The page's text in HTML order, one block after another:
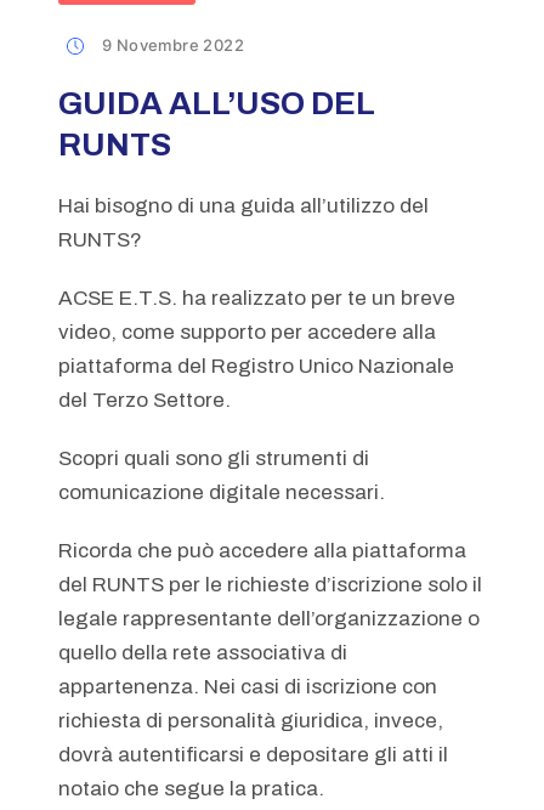
9 Novembre 2022
GUIDA ALL’USO DEL
RUNTS
Hai bisogno di una guida all’utilizzo del
RUNTS?
ACSE E.T.S. ha realizzato per te un breve
video, come supporto per accedere alla
piattaforma del Registro Unico Nazionale
del Terzo Settore.
Scopri quali sono gli strumenti di
comunicazione digitale necessari.
Ricorda che può accedere alla piattaforma
del RUNTS per le richieste d’iscrizione solo il
legale rappresentante dell’organizzazione o
quello della rete associativa di
appartenenza. Nei casi di iscrizione con
richiesta di personalità giuridica, invece,
dovrà autentificarsi e depositare gli atti il
notaio che segue la pratica.